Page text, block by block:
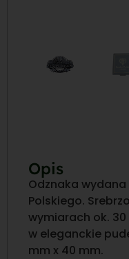
Opis
Odznaka
Polskiego.
wymiarach ok.
w eleganckie
mm x 40 mm.